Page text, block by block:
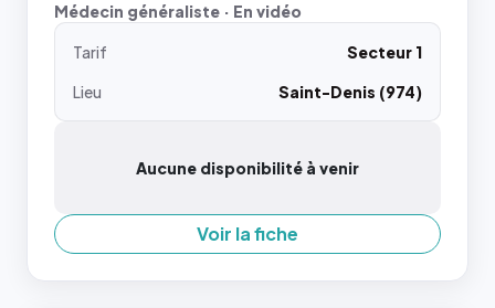
Médecin généraliste · En vidéo
Tarif
Secteur 1
Lieu
Saint-Denis (974)
Aucune disponibilité à venir
Voir la fiche